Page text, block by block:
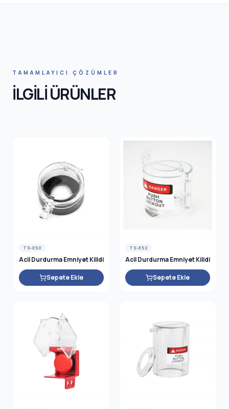
TAMAMLAYICI ÇÖZÜMLER
İLGİLİ ÜRÜNLER
TS-E50
Acil Durdurma Emniyet Kilidi
Sepete Ekle
TS-E52
Acil Durdurma Emniyet Kilidi
Sepete Ekle